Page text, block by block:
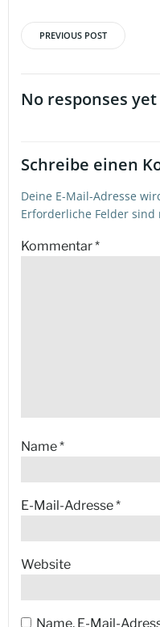
PREVIOUS POST
No responses yet
Schreibe einen
Deine E-Mail-Adresse
Erforderliche Felder sind
Kommentar*
Name*
E-Mail-Adresse*
Website
Name, E-Mail-